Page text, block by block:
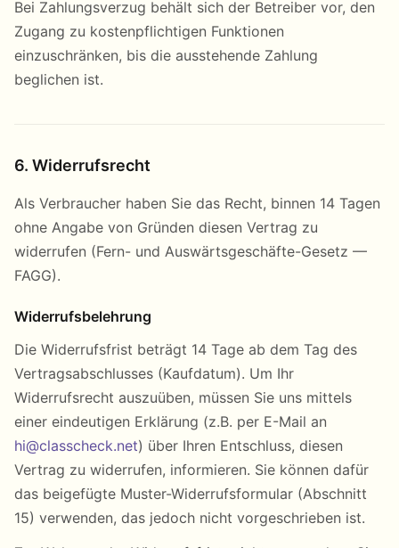
Bei Zahlungsverzug behält sich der Betreiber vor, den
Zugang zu kostenpflichtigen Funktionen
einzuschränken, bis die ausstehende Zahlung
beglichen ist.
6. Widerrufsrecht
Als Verbraucher haben Sie das Recht, binnen 14 Tagen
ohne Angabe von Gründen diesen Vertrag zu
widerrufen (Fern- und Auswärtsgeschäfte-Gesetz —
FAGG).
Widerrufsbelehrung
Die Widerrufsfrist beträgt 14 Tage ab dem Tag des
Vertragsabschlusses (Kaufdatum). Um Ihr
Widerrufsrecht auszuüben, müssen Sie uns mittels
einer eindeutigen Erklärung (z.B. per E-Mail an
hi@classcheck.net) über Ihren Entschluss, diesen
Vertrag zu widerrufen, informieren. Sie können dafür
das beigefügte Muster-Widerrufsformular (Abschnitt
15) verwenden, das jedoch nicht vorgeschrieben ist.